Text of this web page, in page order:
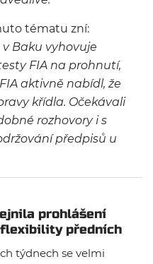
tématu zní:
v Baku vyhovuje
FIA na prohnutí,
aktivně nabídl, že
křídla. Očekávali
rozhovory i s
předpisů u
prohlášení
předních
týdnech se velmi